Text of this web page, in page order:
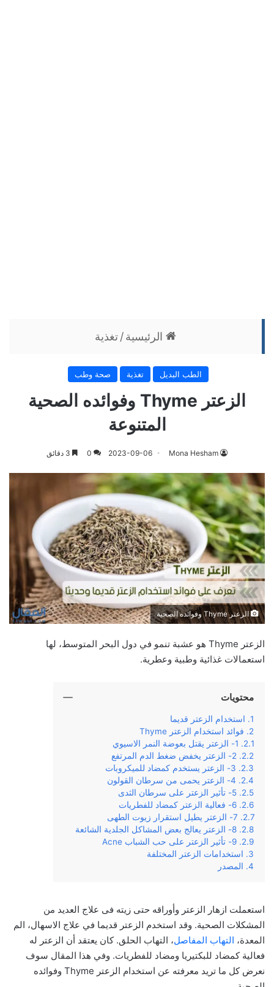
الرئيسية/تغذية
الطب البديل تغذية صحة وطب
الزعتر Thyme وفوائده الصحية
المتنوعة
Mona Hesham
2023-09-06
0
الزعتر Thyme وفوائده الصحية
الزعتر Thyme هو عشبة تنمو في دول البحر المتوسط، لها
استعمالات غذائية وطبية وعطرية.
محتويات
استخدام الزعتر قديما
فوائد استخدام الزعتر Thyme
1- الزعتر يقتل بعوضة النمر الاسيوي
2- الزعتر يخفض ضغط الدم المرتفع
3- الزعتر يستخدم كمضاد للميكروبات
4- الزعتر يحمى من سرطان القولون
5- تأثير الزعتر على سرطان الثدى
6- فعالية الزعتر كمضاد للفطريات
7- الزعتر يطيل استقرار زيوت الطهى
8- الزعتر يعالج بعض المشاكل الجلدية الشائعة
9- تأثير الزعتر على حب الشباب Acne
استخدامات الزعتر المختلفة
المصدر
استعملت ازهار الزعتر وأوراقه حتى زيته فى علاج العديد من
المشكلات الصحية. وقد استخدم الزعتر قديما في علاج الاسهال، الم
المعدة، التهاب المفاصل، التهاب الحلق. كان يعتقد أن الزعتر له
فعالية كمضاد للبكتيريا ومضاد للفطريات. وفي هذا المقال سوف
نعرض كل ما تريد معرفته عن استخدام الزعتر Thyme وفوائده